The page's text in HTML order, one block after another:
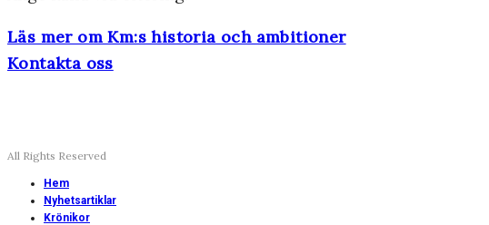
Läs mer om Km:s historia och ambitioner
Kontakta oss
All Rights Reserved
Hem
Nyhetsartiklar
Krönikor